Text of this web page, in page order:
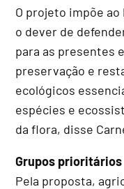
O projeto impõe
o dever de
para as presentes
preservação e
ecológicos
espécies e
da flora, disse
Grupos prioritários
Pela proposta,